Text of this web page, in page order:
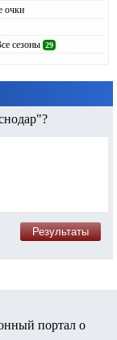
очки
сезоны 29
портал о